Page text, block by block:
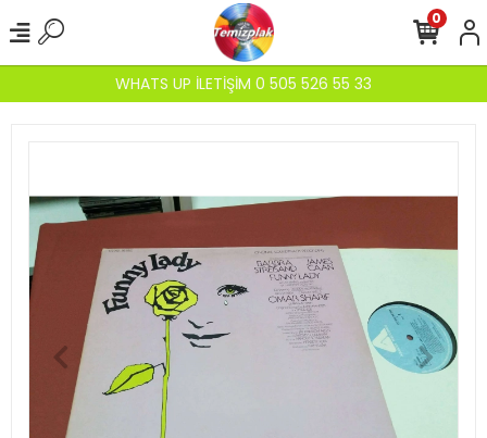
WHATS UP İLETİŞİM 0 505 526 55 33
0